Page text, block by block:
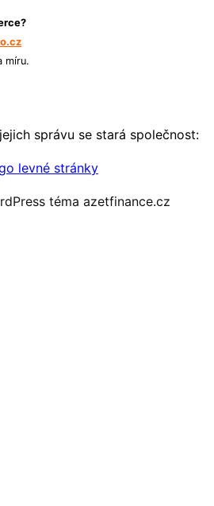
míru.
správu se stará společnost:
téma azetfinance.cz